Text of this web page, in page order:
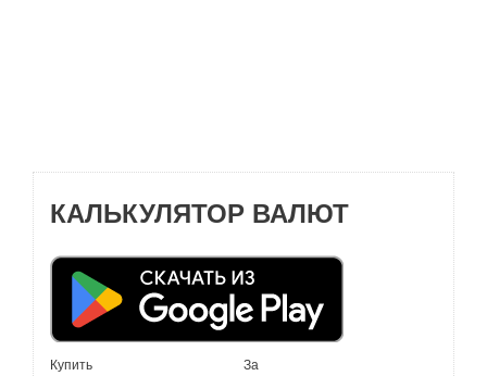
КАЛЬКУЛЯТОР ВАЛЮТ
Купить За